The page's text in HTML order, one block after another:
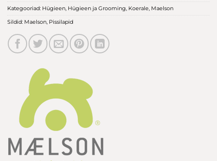
Kategooriad: Hügieen, Hügieen ja Grooming, Koerale, Maelson
Sildid: Maelson, Pissilapid